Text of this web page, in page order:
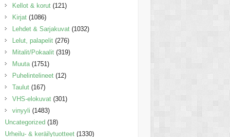
Kellot & korut (121)
Kirjat (1086)
Lehdet & Sarjakuvat (1032)
Lelut, palapelit (276)
Mitalit/Pokaalit (319)
Muuta (1751)
Puhelintelineet (12)
Taulut (167)
VHS-elokuvat (301)
vinyyli (1483)
Uncategorized (18)
Urheilu- & keräilytuotteet (1330)